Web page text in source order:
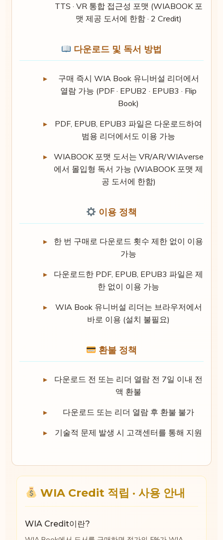
TTS · VR 통합 접근성 포맷 (WIABOOK 포
맷 제공 도서에 한함 · 2 Credit)
다운로드 및 독서 방법
구매 즉시 WIA Book 유니버설 리더에서
열람 가능 (PDF · EPUB2 · EPUB3 · Flip
Book)
PDF, EPUB, EPUB3 파일은 다운로드하여
범용 리더에서도 이용 가능
WIABOOK 포맷 도서는 VR/AR/WIAverse
에서 몰입형 독서 가능 (WIABOOK 포맷 제
공 도서에 한함)
이용 정책
한 번 구매로 다운로드 횟수 제한 없이 이용
가능
다운로드한 PDF, EPUB, EPUB3 파일은 제
한 없이 이용 가능
WIA Book 유니버설 리더는 브라우저에서
바로 이용 (설치 불필요)
환불 정책
다운로드 전 또는 리더 열람 전 7일 이내 전
액 환불
다운로드 또는 리더 열람 후 환불 불가
기술적 문제 발생 시 고객센터를 통해 지원
WIA Credit 적립 · 사용 안내
WIA Credit이란?